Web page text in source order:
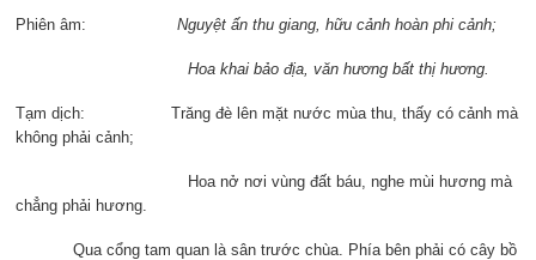
Phiên âm: Nguyệt ấn thu giang, hữu cảnh hoàn phi cảnh;
Hoa khai bảo địa, văn hương bất thị hương.
Tạm dịch: Trăng đè lên mặt nước mùa thu, thấy có cảnh mà
không phải cảnh;
Hoa nở nơi vùng đất báu, nghe mùi hương mà
chẳng phải hương.
Qua cổng tam quan là sân trước chùa. Phía bên phải có cây bồ